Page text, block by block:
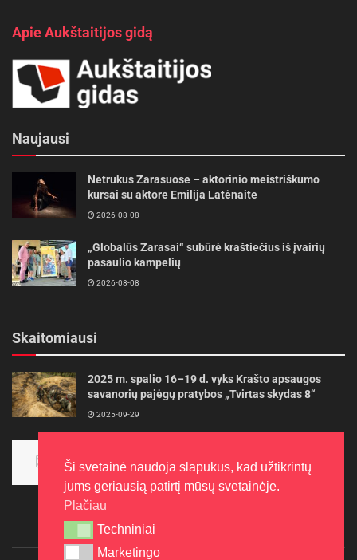
Apie Aukštaitijos gidą
Naujausi
Netrukus Zarasuose – aktorinio meistriškumo
kursai su aktore Emilija Latėnaite
2026-08-08
„Globalūs Zarasai“ subūrė kraštiečius iš įvairių
pasaulio kampelių
2026-08-08
Skaitomiausi
2025 m. spalio 16–19 d. vyks Krašto apsaugos
savanorių pajėgų pratybos „Tvirtas skydas 8“
2025-09-29
aukso
2015-10-30
Ši svetainė naudoja slapukus, kad užtikrintų
jums geriausią patirtį mūsų svetainėje.
Plačiau
Techniniai
Techniniai
Marketingo
Marketingo